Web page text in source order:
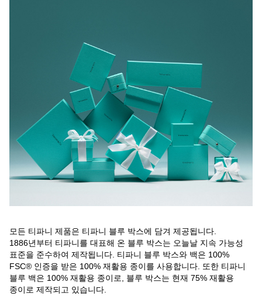
모든 티파니 제품은 티파니 블루 박스에 담겨 제공됩니다.
1886년부터 티파니를 대표해 온 블루 박스는 오늘날 지속 가능성
표준을 준수하여 제작됩니다. 티파니 블루 박스와 백은 100%
FSC® 인증을 받은 100% 재활용 종이를 사용합니다. 또한 티파니
블루 백은 100% 재활용 종이로, 블루 박스는 현재 75% 재활용
종이로 제작되고 있습니다.